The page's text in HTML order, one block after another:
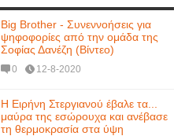
Big Brother - Συνεννοήσεις για
ψηφοφορίες από την ομάδα της
Σοφίας Δανέζη (Βίντεο)
0 12-8-2020
Η Ειρήνη Στεργιανού έβαλε τα...
μαύρα της εσώρουχα και ανέβασε
τη θερμοκρασία στα ύψη